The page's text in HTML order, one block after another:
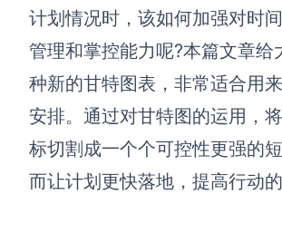
博思设计
一体化产品设计工具
博思AIPPT
AI生成PPT，支持在线编辑
资源与下载
向团队介绍
计划情况时， 该如何加强对时
管理和掌控能力呢?本篇文章给
种新的甘特图表 ，非常适合用
安排。 通过对甘特图的运用 ，
标切割成一个个可控性更强的
而让计划 更快落地 ， 提高行动的